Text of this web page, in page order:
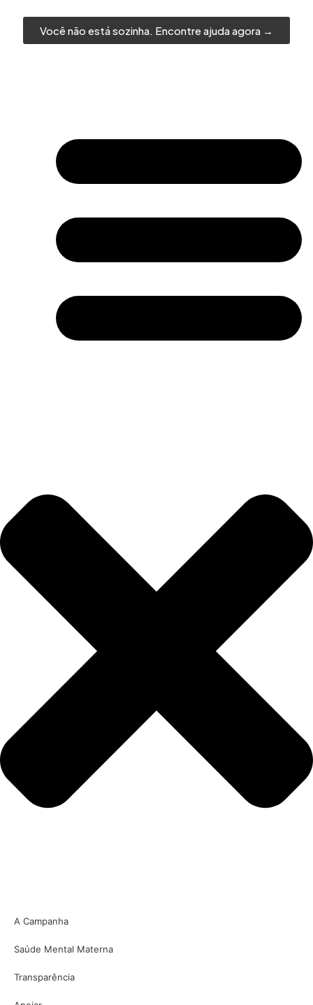
Você não está sozinha. Encontre ajuda agora →
A Campanha
Saúde Mental Materna
Transparência